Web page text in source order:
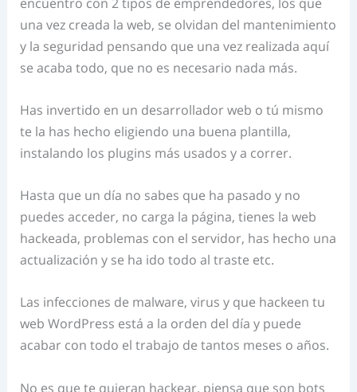
una vez creada la web, se olvidan del mantenimiento
y la seguridad pensando que una vez realizada aquí
se acaba todo, que no es necesario nada más.
Has invertido en un desarrollador web o tú mismo
te la has hecho eligiendo una buena plantilla,
instalando los plugins más usados y a correr.
Hasta que un día no sabes que ha pasado y no
puedes acceder, no carga la página, tienes la web
hackeada, problemas con el servidor, has hecho una
actualización y se ha ido todo al traste etc.
Las infecciones de malware, virus y que hackeen tu
web WordPress está a la orden del día y puede
acabar con todo el trabajo de tantos meses o años.
No es que te quieran hackear, piensa que son bots